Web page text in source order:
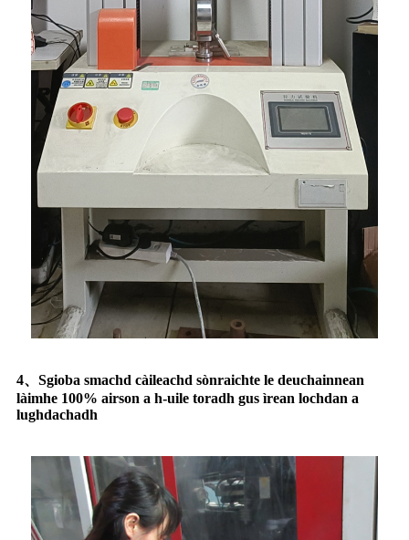
4、Sgioba smachd càileachd sònraichte le deuchainnean
làimhe 100% airson a h-uile toradh gus ìrean lochdan a
lughdachadh